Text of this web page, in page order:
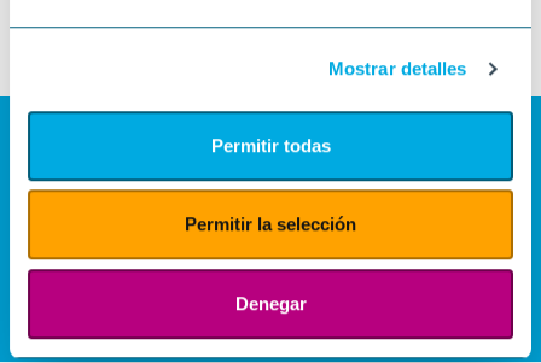
Mostrar detalles
Permitir todas
Permitir la selección
Denegar